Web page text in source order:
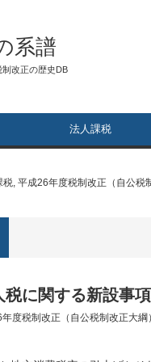
系譜
改正の歴史DB
法人課税
税, 平成26年度税制改正（自公税
税に関する新設事項
度税制改正（自公税制改正大綱